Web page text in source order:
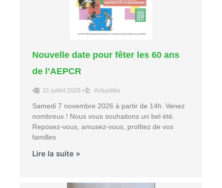
Nouvelle date pour fêter les 60 ans
de l’AEPCR
• 21 juillet 2026 • Actualités
Samedi 7 novembre 2026 à partir de 14h. Venez
nombreux ! Nous vous souhaitons un bel été.
Reposez-vous, amusez-vous, profitez de vos
familles
Lire la suite »